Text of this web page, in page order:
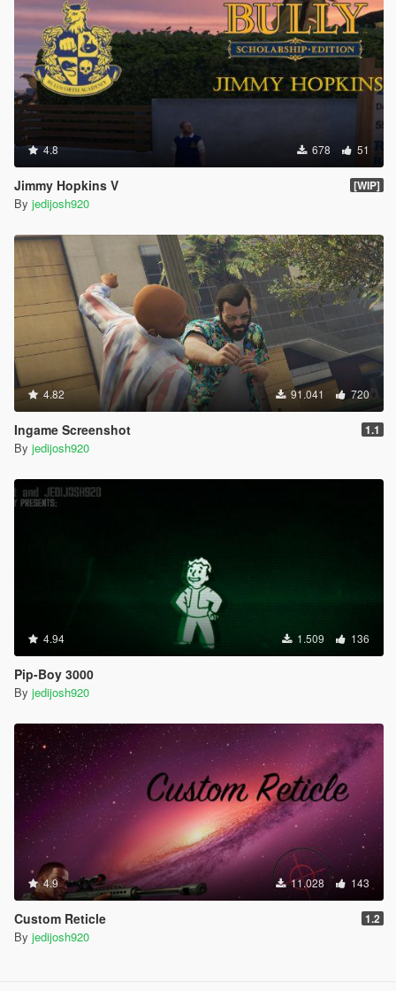
4.8 678 51
Jimmy Hopkins V [WIP]
By jedijosh920
4.82 91.041 720
Ingame Screenshot 1.1
By jedijosh920
4.94 1.509 136
Pip-Boy 3000
By jedijosh920
4.9 11.028 143
Custom Reticle 1.2
By jedijosh920